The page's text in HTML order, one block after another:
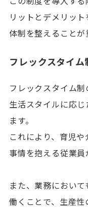
リットとデメリッ
体制を整えることが
フレックスタイ
フレックスタイム
生活スタイルに応
ます。
これにより、育児
事情を抱える従業員
また、業務におい
働くことで、生産性